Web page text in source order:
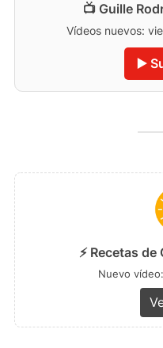
📺 Guille
Vídeos nuevos:
▶️
⚡ Recetas
Nuevo